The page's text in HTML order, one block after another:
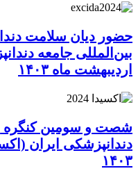
حضور دیان سلامت
اردیبهشت ماه ۱۴۰۳
شصت و سومین کنگره
۱۴۰۳